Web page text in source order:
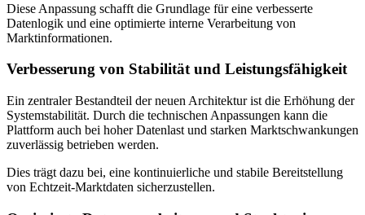
Diese Anpassung schafft die Grundlage für eine verbesserte
Datenlogik und eine optimierte interne Verarbeitung von
Marktinformationen.
Verbesserung von Stabilität und Leistungsfähigkeit
Ein zentraler Bestandteil der neuen Architektur ist die Erhöhung der
Systemstabilität. Durch die technischen Anpassungen kann die
Plattform auch bei hoher Datenlast und starken Marktschwankungen
zuverlässig betrieben werden.
Dies trägt dazu bei, eine kontinuierliche und stabile Bereitstellung
von Echtzeit-Marktdaten sicherzustellen.